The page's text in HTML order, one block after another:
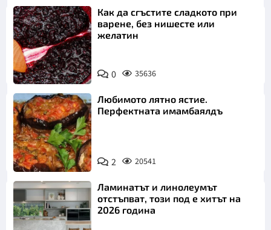
Как да сгъстите сладкото при
варене, без нишесте или
желатин
0 35636
Любимото лятно ястие.
Перфектната имамбаялдъ
2 20541
Ламинатът и линолеумът
отстъпват, този под е хитът на
2026 година